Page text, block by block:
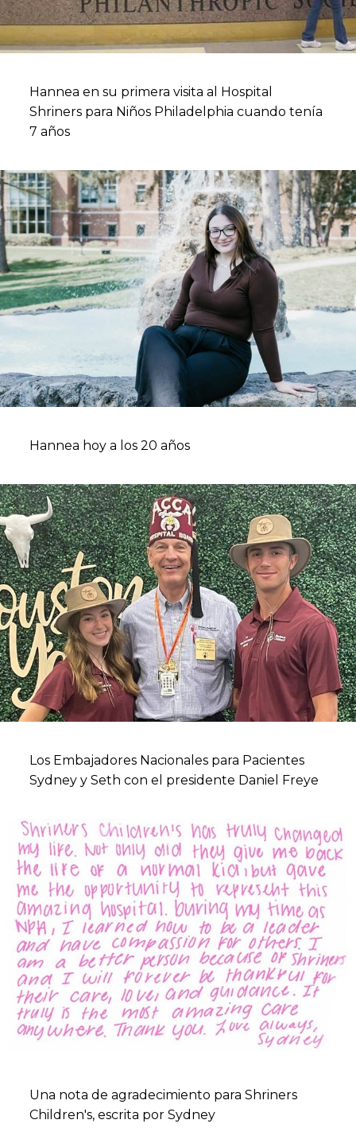
Hannea en su primera visita al Hospital
Shriners para Niños Philadelphia cuando tenía
7 años
Hannea hoy a los 20 años
Los Embajadores Nacionales para Pacientes
Sydney y Seth con el presidente Daniel Freye
Una nota de agradecimiento para Shriners
Children's, escrita por Sydney